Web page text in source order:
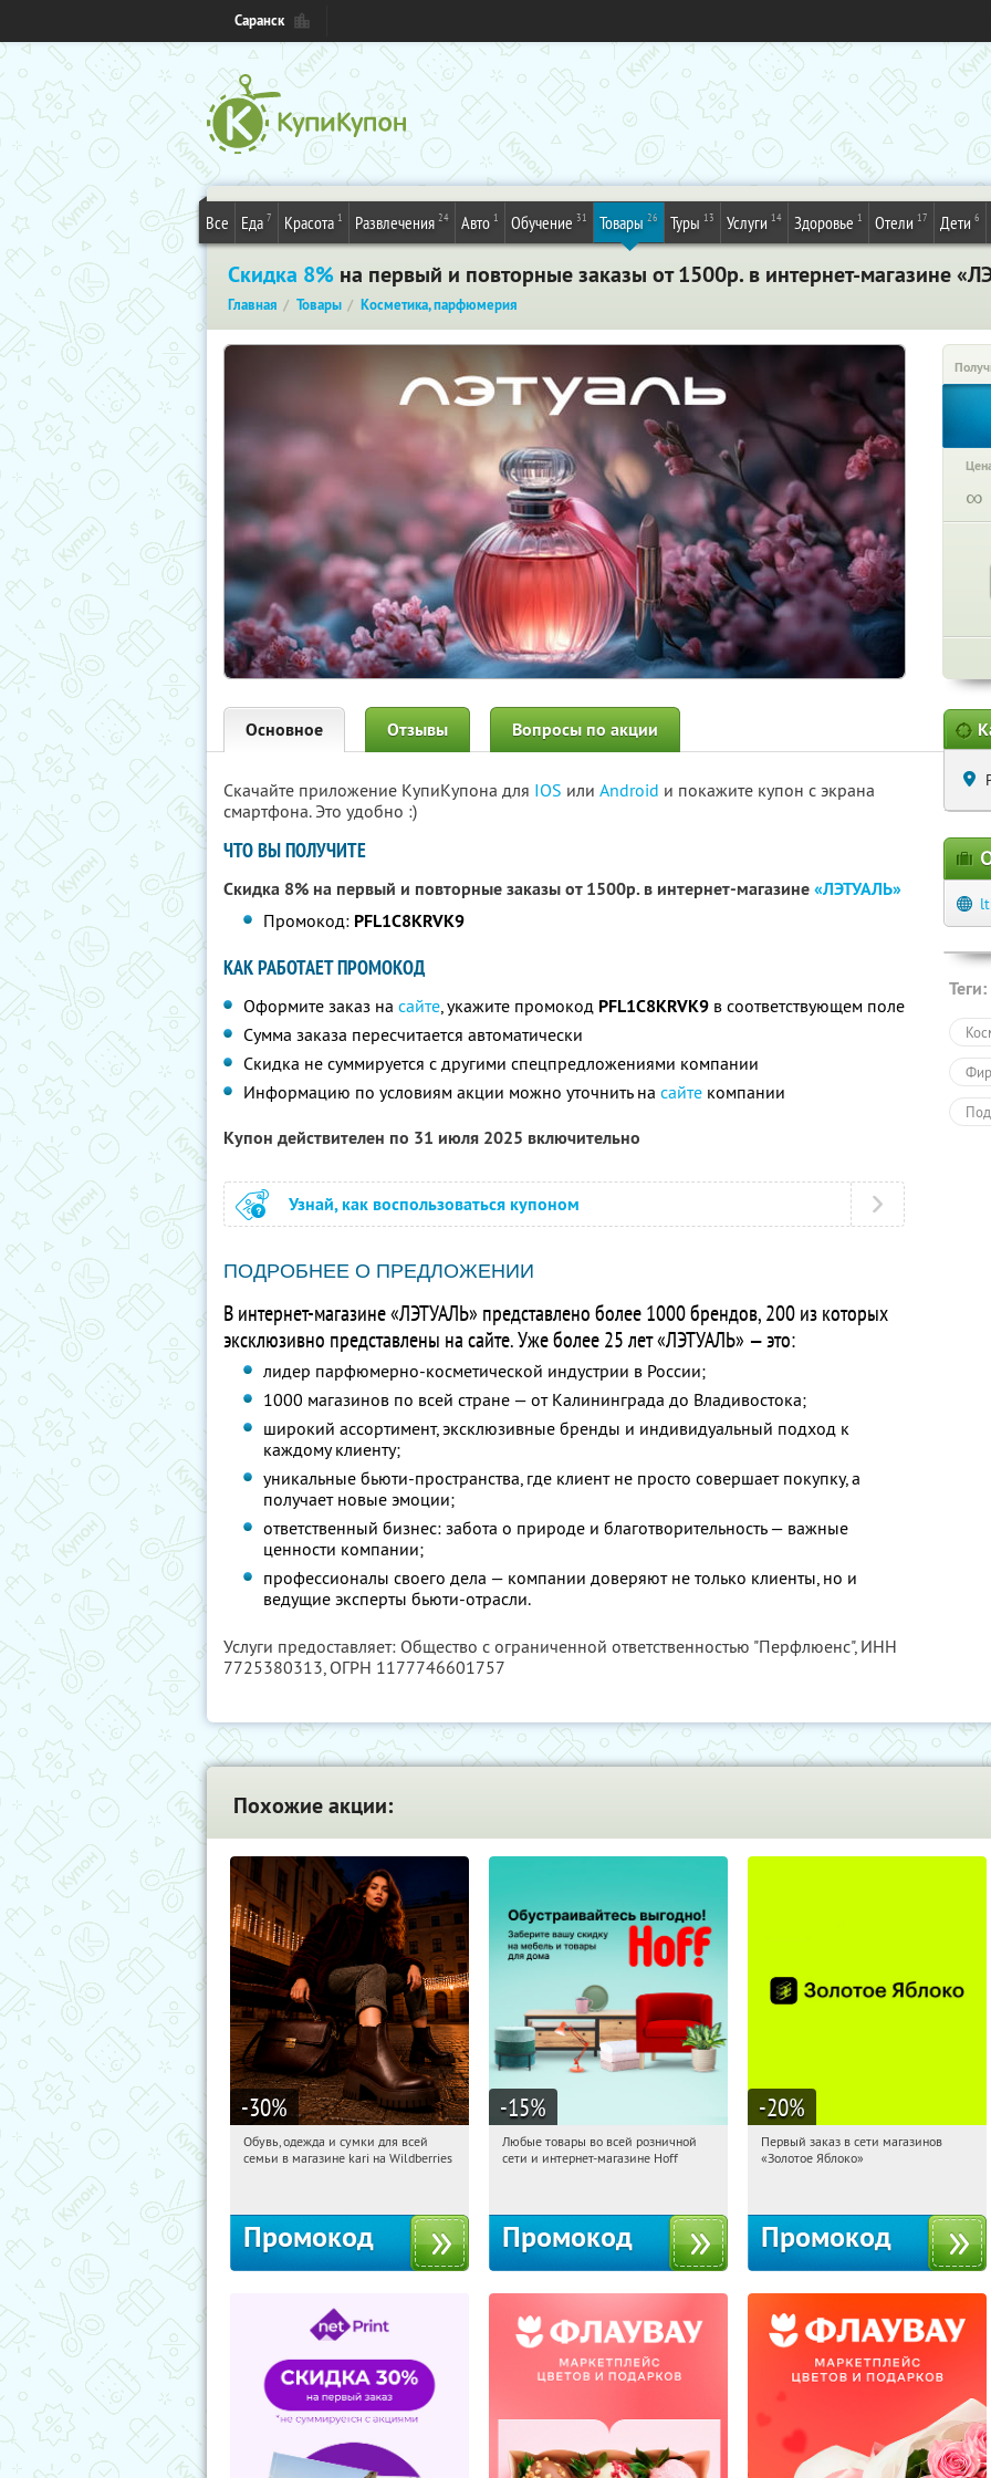
Саранск
Все Еда 7 Красота 1 Развлечения 24 Авто 1 Обучение 31 Товары 26 Туры 13 Услуги 14 Здоровье 1 Отели 17 Дети 6
Скидка 8% на первый и повторные заказы от 1500р. в интернет-магазине
Главная Товары Косметика, парфюмерия
∞
Основное Отзывы Вопросы по акции
Скачайте приложение КупиКупона для IOS или Android и покажите купон с экрана
смартфона. Это удобно :)
ЧТО ВЫ ПОЛУЧИТЕ
Скидка 8% на первый и повторные заказы от 1500р. в интернет-магазине«ЛЭТУАЛЬ»
Промокод: PFL1C8KRVK9
КАК РАБОТАЕТ ПРОМОКОД
Оформите заказ на сайте, укажите промокод PFL1C8KRVK9 в соответствующем поле
Сумма заказа пересчитается автоматически
Скидка не суммируется с другими спецпредложениями компании
Информацию по условиям акции можно уточнить на сайте компании
Купон действителен по 31 июля 2025 включительно
Узнай, как воспользоваться купоном
ПОДРОБНЕЕ О ПРЕДЛОЖЕНИИ
В интернет-магазине «ЛЭТУАЛЬ» представлено более 1000 брендов, 200 из которых
эксклюзивно представлены на сайте. Уже более 25 лет «ЛЭТУАЛЬ» — это:
лидер парфюмерно-косметической индустрии в России;
1000 магазинов по всей стране — от Калининграда до Владивостока;
широкий ассортимент, эксклюзивные бренды и индивидуальный подход к
каждому клиенту;
уникальные бьюти-пространства, где клиент не просто совершает покупку, а
получает новые эмоции;
ответственный бизнес: забота о природе и благотворительность — важные
ценности компании;
профессионалы своего дела — компании доверяют не только клиенты, но и
ведущие эксперты бьюти-отрасли.
Услуги предоставляет: Общество с ограниченной ответственностью "Перфлюенс", ИНН
7725380313, ОГРН 1177746601757
Теги:
Похожие акции:
-30%
11:20:11 Получили:
Обувь, одежда и сумки для всей
семьи в магазине kari на Wildberries
Промокод
-15%
11:20:11 Получили:
Любые товары во всей розничной
сети и интернет-магазине Hoff
Промокод
-20%
11:20:11
Получи первым!
Первый заказ в сети магазинов
«Золотое Яблоко»
Промокод